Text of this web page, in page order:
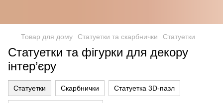
Товар для дому Статуетки та скарбнички Статуетки
Статуетки та фігурки для декору
інтер’єру
Статуетки Скарбнички Статуетка 3D-пазл